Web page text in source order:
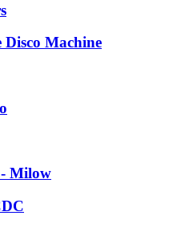
Machine
- Milow